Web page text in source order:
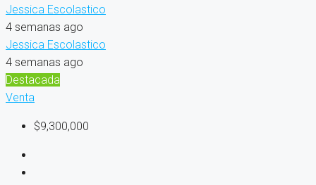
Jessica Escolastico
4 semanas ago
Jessica Escolastico
4 semanas ago
Destacada
Venta
$9,300,000